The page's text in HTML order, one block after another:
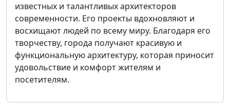
известных и талантливых архитекторов
современности. Его проекты вдохновляют и
восхищают людей по всему миру. Благодаря его
творчеству, города получают красивую и
функциональную архитектуру, которая приносит
удовольствие и комфорт жителям и
посетителям.